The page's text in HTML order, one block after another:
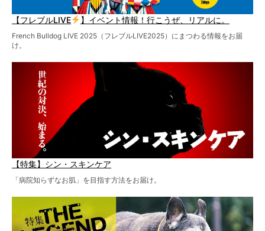
【フレブルLIVE 】イベント情報！行こうぜ、リアルに。
French Bulldog LIVE 2025（フレブルLIVE2025）にまつわる情報をお届
け。
【特集】シン・スキンケア
「病院知らずなお肌」を目指す方法をお届け。